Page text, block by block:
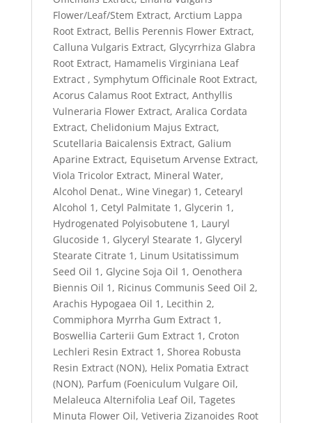
Flower/Leaf/Stem Extract, Arctium Lappa
Root Extract, Bellis Perennis Flower Extract,
Calluna Vulgaris Extract, Glycyrrhiza Glabra
Root Extract, Hamamelis Virginiana Leaf
Extract , Symphytum Officinale Root Extract,
Acorus Calamus Root Extract, Anthyllis
Vulneraria Flower Extract, Aralica Cordata
Extract, Chelidonium Majus Extract,
Scutellaria Baicalensis Extract, Galium
Aparine Extract, Equisetum Arvense Extract,
Viola Tricolor Extract, Mineral Water,
Alcohol Denat., Wine Vinegar) 1 , Cetearyl
Alcohol 1 , Cetyl Palmitate 1 , Glycerin 1 ,
Hydrogenated Polyisobutene 1 , Lauryl
Glucoside 1 , Glyceryl Stearate 1 , Glyceryl
Stearate Citrate 1 , Linum Usitatissimum
Seed Oil 1 , Glycine Soja Oil 1 , Oenothera
Biennis Oil 1 , Ricinus Communis Seed Oil 2,
Arachis Hypogaea Oil 1 , Lecithin 2,
Commiphora Myrrha Gum Extract 1 ,
Boswellia Carterii Gum Extract 1 , Croton
Lechleri Resin Extract 1 , Shorea Robusta
Resin Extract (NON), Helix Pomatia Extract
(NON), Parfum (Foeniculum Vulgare Oil,
Melaleuca Alternifolia Leaf Oil, Tagetes
Minuta Flower Oil, Vetiveria Zizanoides Root